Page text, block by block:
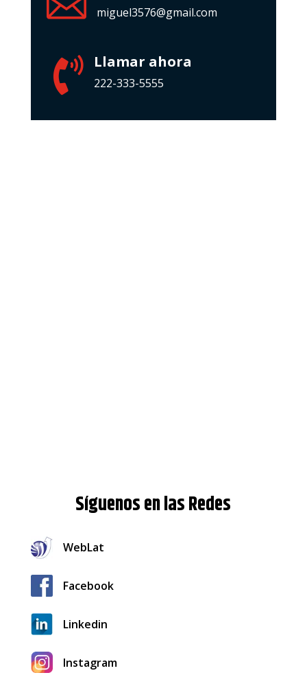
miguel3576@gmail.com
 Llamar ahora
222-333-5555
Síguenos en las Redes
WebLat
Facebook
Linkedin
Instagram